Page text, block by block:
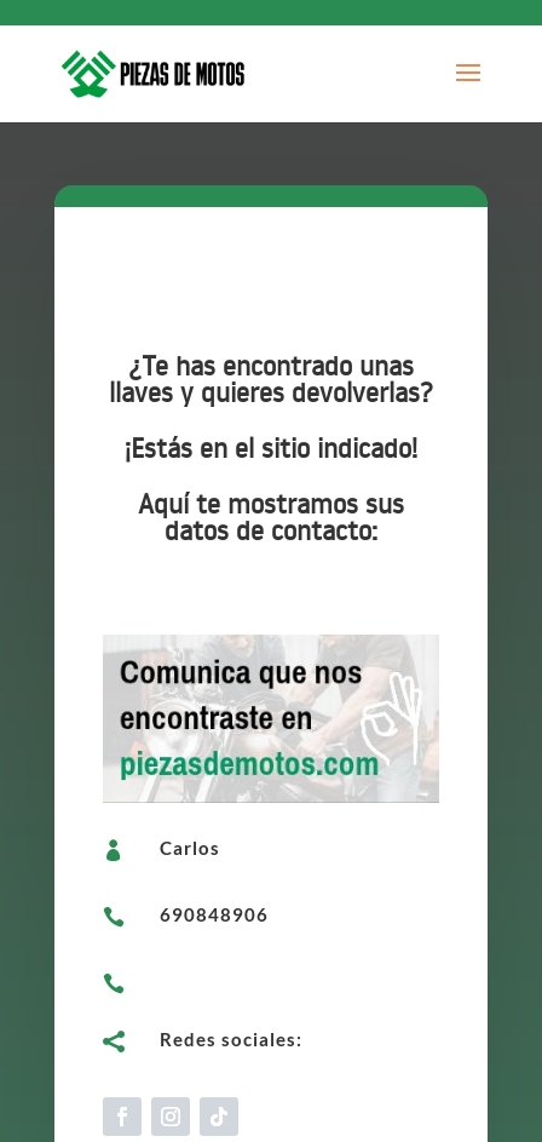
¿Te has encontrado unas
llaves y quieres devolverlas?
¡Estás en el sitio indicado!
Aquí te mostramos sus
datos de contacto:
 Carlos
 690848906

 Redes sociales: